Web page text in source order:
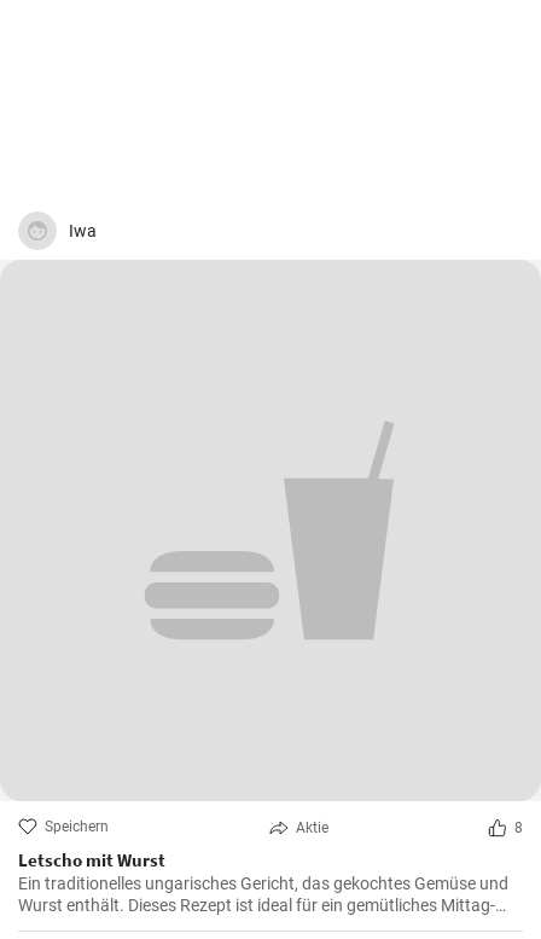
Iwa
Speichern Aktie 8
Letscho mit Wurst
Ein traditionelles ungarisches Gericht, das gekochtes Gemüse und
Wurst enthält. Dieses Rezept ist ideal für ein gemütliches Mittag-
oder Abendessen.